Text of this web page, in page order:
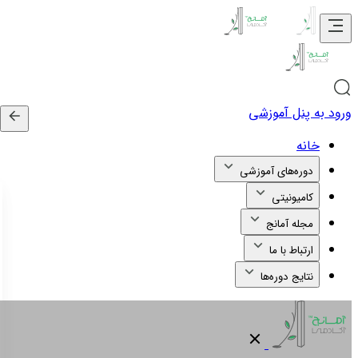
ورود به پنل آموزشی
خانه
دوره‌های آموزشی
کامیونیتی
مجله آمانج
ارتباط با ما
نتایج دوره‌ها